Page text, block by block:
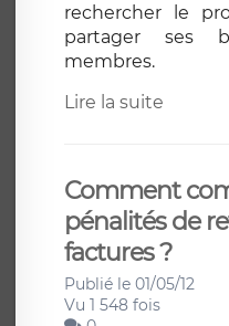
rechercher le
partager ses
membres.
Lire la suite
Comment
pénalités de
factures ?
Publié le 01/05/12
Vu 1 548 fois